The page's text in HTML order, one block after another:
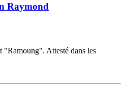
Raymond
"Ramoung". Attesté dans les